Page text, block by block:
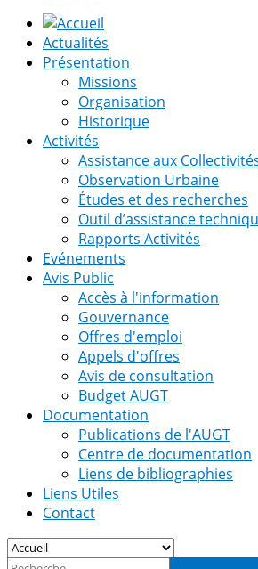
Actualités
Présentation
Missions
Organisation
Historique
Activités
Assistance aux
Observation Urbaine
Études et des recherches
Outil d’assistance
Rapports Activités
Evénements
Avis Public
Accès à l'information
Gouvernance
Offres d'emploi
Appels d'offres
Avis de consultation
Budget AUGT
Documentation
Publications de l'AUGT
Centre de documentation
Liens de bibliographies
Liens Utiles
Contact